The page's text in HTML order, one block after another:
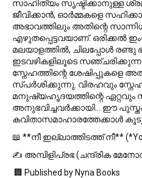
സാഹിത്യം സൃഷ്ടിക്കാനുള്ള
ജീവിക്കാന്‍, ഓര്‍മ്മകളെ
അഭാവത്തിലും അതിന്റെ
എഴുതപ്പെട്ടവയാണ്. ഒരിക്കല്‍
മലയാളത്തില്‍, ചിലപ്പോള്‍
ഇടവഴികളിലൂടെ സഞ്ചരിക്കുന്ന
സ്നേഹത്തിന്റെ ശേഷിപ്പുകളെ
സ്പര്‍ശിക്കുന്നു. വിരഹവും
മനുഷ്യഹൃദയത്തിന്റെ ഏറ്റവും
അനുഭവിച്ചവർക്കായി… ഈ
കവിതാസമാഹാരത്തേക്കാള്‍
📖 **നീ ഇല്ലാത്തിടത്ത് നീ**
✍️ അമ്പിളിപ്രഭ (ചന്ദ്രിക
🏢 Published by Nyna Books